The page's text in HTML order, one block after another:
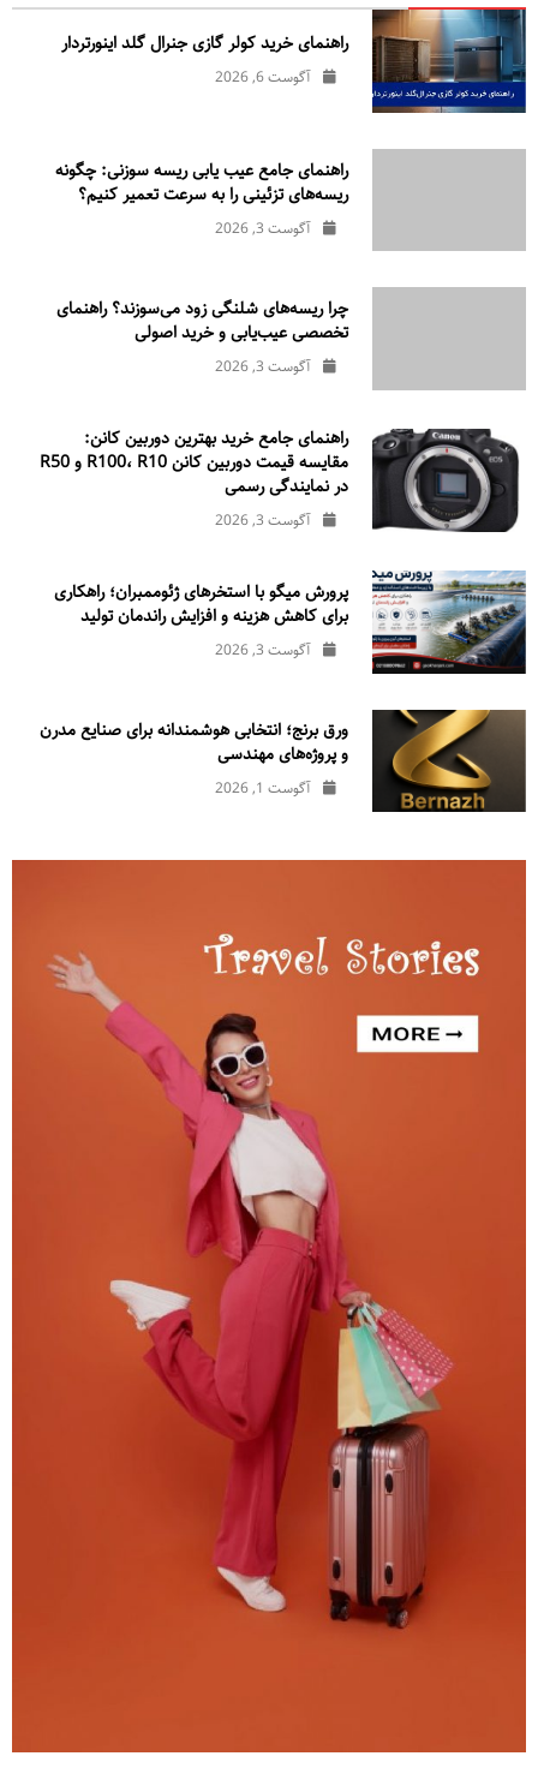
راهنمای خرید کولر گازی جنرال‌ گلد اینورتر‌دار
آگوست 6, 2026
راهنمای جامع عیب یابی ریسه سوزنی: چگونه
ریسه‌های تزئینی را به سرعت تعمیر کنیم؟
آگوست 3, 2026
چرا ریسه‌های شلنگی زود می‌سوزند؟ راهنمای
تخصصی عیب‌یابی و خرید اصولی
آگوست 3, 2026
راهنمای جامع خرید بهترین دوربین کانن:
مقایسه قیمت دوربین کانن R100، R10 و R50
در نمایندگی رسمی
آگوست 3, 2026
پرورش میگو با استخرهای ژئوممبران؛ راهکاری
برای کاهش هزینه و افزایش راندمان تولید
آگوست 3, 2026
ورق برنج؛ انتخابی هوشمندانه برای صنایع مدرن
و پروژه‌های مهندسی
آگوست 1, 2026